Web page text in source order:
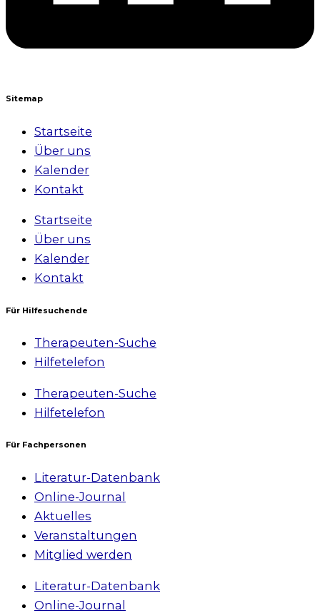
Sitemap
Startseite
Über uns
Kalender
Kontakt
Startseite
Über uns
Kalender
Kontakt
Für Hilfesuchende
Therapeuten-Suche
Hilfetelefon
Therapeuten-Suche
Hilfetelefon
Für Fachpersonen
Literatur-Datenbank
Online-Journal
Aktuelles
Veranstaltungen
Mitglied werden
Literatur-Datenbank
Online-Journal